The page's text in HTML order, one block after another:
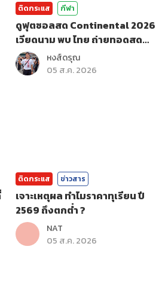
ติดกระแส กีฬา
ดูฟุตซอลสด Continental 2026
เวียดนาม พบ ไทย ถ่ายทอดสด
กีฬา
หงส์ดรุณ
05 ส.ค. 2026
ติดกระแส ข่าวสาร
เจาะเหตุผล ทำไมราคาทุเรียน ปี
2569 ถึงตกต่ำ ?
NAT
05 ส.ค. 2026